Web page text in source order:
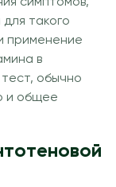
такого
применение
в
обычно
и общее